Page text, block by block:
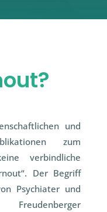
und
zum
verbindliche
Der Begriff
Psychiater und